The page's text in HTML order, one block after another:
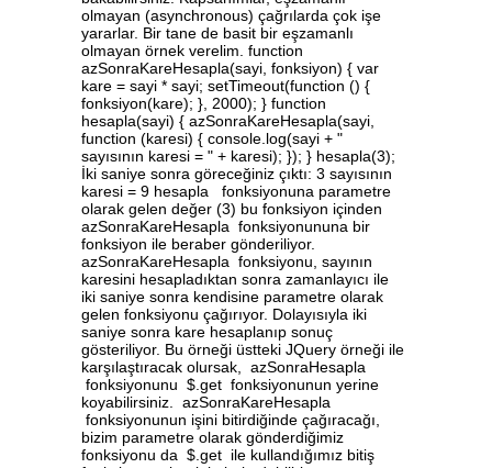
olmayan (asynchronous) çağrılarda çok işe
yararlar. Bir tane de basit bir eşzamanlı
olmayan örnek verelim. function
azSonraKareHesapla(sayi, fonksiyon) { var
kare = sayi * sayi; setTimeout(function () {
fonksiyon(kare); }, 2000); } function
hesapla(sayi) { azSonraKareHesapla(sayi,
function (karesi) { console.log(sayi + "
sayısının karesi = " + karesi); }); } hesapla(3);
İki saniye sonra göreceğiniz çıktı: 3 sayısının
karesi = 9 hesapla fonksiyonuna parametre
olarak gelen değer (3) bu fonksiyon içinden
azSonraKareHesapla fonksiyonununa bir
fonksiyon ile beraber gönderiliyor.
azSonraKareHesapla fonksiyonu, sayının
karesini hesapladıktan sonra zamanlayıcı ile
iki saniye sonra kendisine parametre olarak
gelen fonksiyonu çağırıyor. Dolayısıyla iki
saniye sonra kare hesaplanıp sonuç
gösteriliyor. Bu örneği üstteki JQuery örneği ile
karşılaştıracak olursak, azSonraHesapla
fonksiyonunu $.get fonksiyonunun yerine
koyabilirsiniz. azSonraKareHesapla
fonksiyonunun işini bitirdiğinde çağıracağı,
bizim parametre olarak gönderdiğimiz
fonksiyonu da $.get ile kullandığımız bitiş